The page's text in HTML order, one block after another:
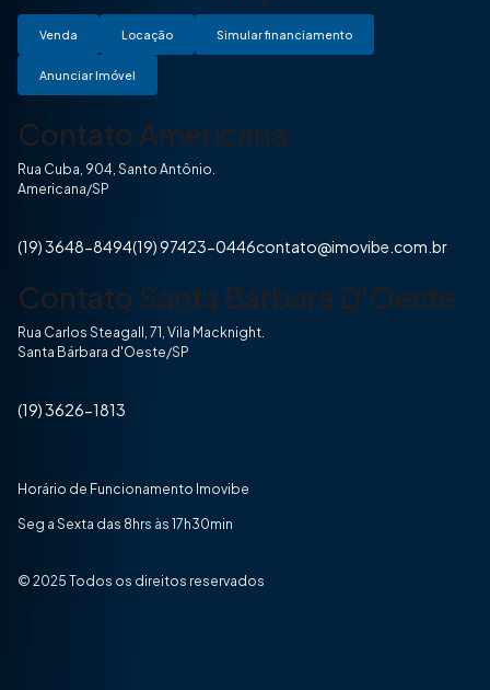
Venda Locação Simular financiamento
Anunciar Imóvel
Contato Americana
Rua Cuba, 904, Santo Antônio.
Americana/SP
(19) 3648-8494(19) 97423-0446contato@imovibe.com.br
Contato Santa Bárbara D'Oeste
Rua Carlos Steagall, 71, Vila Macknight.
Santa Bárbara d'Oeste/SP
(19) 3626-1813
Horário de Funcionamento Imovibe
Seg a Sexta das 8hrs às 17h30min
© 2025 Todos os direitos reservados